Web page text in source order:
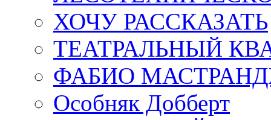
ХОЧУ РАССКАЗАТЬ
ТЕАТРАЛЬНЫЙ
ФАБИО
Особняк Добберт